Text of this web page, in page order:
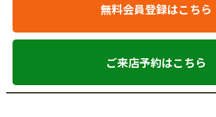
無料会員登録はこちら
ご来店予約はこちら